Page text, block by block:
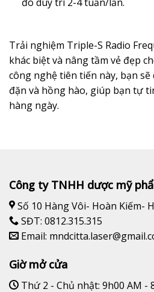
Trải nghiệm Triple-S Radio
khác biệt và nâng tầm vẻ đẹp
công nghệ tiên tiến này, bạn sẽ
đặn và hồng hào, giúp bạn tự
hàng ngày.
Công ty TNHH dược mỹ
Số 10 Hàng Vôi- Hoàn Kiếm-
SĐT: 0812.315.315
Email:
Giờ mở cửa
Thứ 2 - Chủ nhật: 9h00 AM -